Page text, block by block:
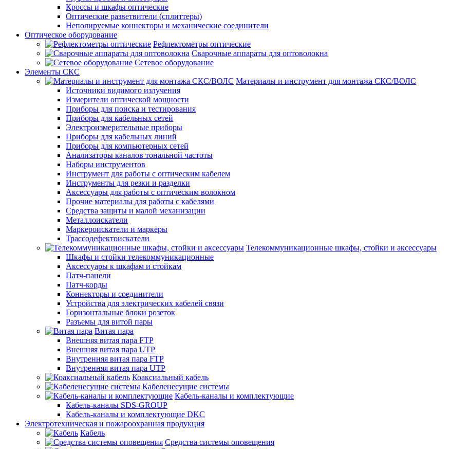
Кроссы и шкафы оптические
Оптические разветвители (сплиттеры)
Неполируемые коннекторы и механические соединители
Оптическое оборудование
Рефлектометры оптические
Сварочные аппараты для оптоволокна
Сетевое оборудование
Элементы СКС
Материалы и инструмент для монтажа СКС/ВОЛС
Источники видимого излучения
Измерители оптической мощности
Приборы для поиска и тестирования
Приборы для кабельных сетей
Электроизмерительные приборы
Приборы для кабельных линий
Приборы для компьютерных сетей
Анализаторы каналов тональной частоты
Наборы инструментов
Инструмент для работы с оптическим кабелем
Инструменты для резки и разделки
Аксессуары для работы с оптическим волокном
Прочие материалы для работы с кабелями
Средства защиты и малой механизации
Металлоискатели
Маркероискатели и маркеры
Трассодефектоискатели
Телекоммуникационные шкафы, стойки и аксессуары
Шкафы и стойки телекоммуникационные
Аксессуары к шкафам и стойкам
Патч-панели
Патч-корды
Коннекторы и соединители
Устройства для электрических кабелей связи
Горизонтальные блоки розеток
Разъемы для витой пары
Витая пара
Внешняя витая пара FTP
Внешняя витая пара UTP
Внутренняя витая пара FTP
Внутренняя витая пара UTP
Коаксиальный кабель
Кабеленесущие системы
Кабель-каналы и комплектующие
Кабель-каналы SDS-GROUP
Кабель-каналы и комплектующие DKC
Электротехническая и пожароохранная продукция
Кабель
Средства системы оповещения